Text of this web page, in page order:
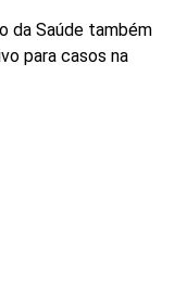
da Saúde também
para casos na